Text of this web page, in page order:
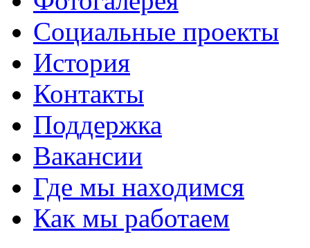
Социальные проекты
История
Контакты
Поддержка
Вакансии
Где мы находимся
Как мы работаем